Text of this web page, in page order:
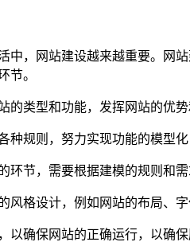
中，网站建设越来越重要。网
节。
的类型和功能，发挥网站的优
种规则，努力实现功能的模型
环节，需要根据建模的规则和
风格设计，例如网站的布局、
以确保网站的正确运行，以确